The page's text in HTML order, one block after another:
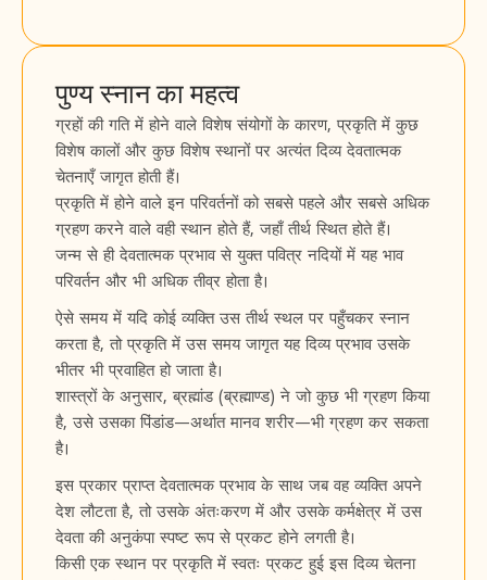
पुण्य स्नान का महत्व
ग्रहों की गति में होने वाले विशेष संयोगों के कारण, प्रकृति में कुछ
विशेष कालों और कुछ विशेष स्थानों पर अत्यंत दिव्य देवतात्मक
चेतनाएँ जागृत होती हैं।
प्रकृति में होने वाले इन परिवर्तनों को सबसे पहले और सबसे अधिक
ग्रहण करने वाले वही स्थान होते हैं, जहाँ तीर्थ स्थित होते हैं।
जन्म से ही देवतात्मक प्रभाव से युक्त पवित्र नदियों में यह भाव
परिवर्तन और भी अधिक तीव्र होता है।
ऐसे समय में यदि कोई व्यक्ति उस तीर्थ स्थल पर पहुँचकर स्नान
करता है, तो प्रकृति में उस समय जागृत यह दिव्य प्रभाव उसके
भीतर भी प्रवाहित हो जाता है।
शास्त्रों के अनुसार, ब्रह्मांड (ब्रह्माण्ड) ने जो कुछ भी ग्रहण किया
है, उसे उसका पिंडांड—अर्थात मानव शरीर—भी ग्रहण कर सकता
है।
इस प्रकार प्राप्त देवतात्मक प्रभाव के साथ जब वह व्यक्ति अपने
देश लौटता है, तो उसके अंतःकरण में और उसके कर्मक्षेत्र में उस
देवता की अनुकंपा स्पष्ट रूप से प्रकट होने लगती है।
किसी एक स्थान पर प्रकृति में स्वतः प्रकट हुई इस दिव्य चेतना